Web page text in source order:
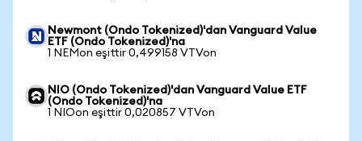
Newmont (Ondo Tokenized)'dan Vanguard Value
ETF (Ondo Tokenized)'na
1 NEMon eşittir 0,499158 VTVon
NIO (Ondo Tokenized)'dan Vanguard Value ETF
(Ondo Tokenized)'na
1 NIOon eşittir 0,020857 VTVon